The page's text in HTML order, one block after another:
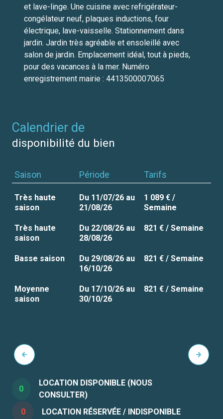
et lave-linge. Une cuisine avec refrigérateur-
congélateur neuf, plaques inductions, four
électrique, lave-vaisselle. Stationnement dans
jardin. Jardin très agréable et ensoleillé avec
salon de jardin. Emplacement idéal, tout à pieds,
pour des vacances à la mer. Numéro
enregistrement mairie : 4413500007065
calendrier de
disponibilité du bien
Saison Période Tarifs
Très haute
saison
Du 11/07/26 au
21/08/26
1 089 € /
Semaine
Très haute
saison
Du 22/08/26 au
28/08/26
821 € / Semaine
Basse saison
Du 29/08/26 au
16/10/26
821 € / Semaine
Moyenne
saison
Du 17/10/26 au
30/10/26
821 € / Semaine
0
LOCATION DISPONIBLE (NOUS
CONSULTER)
0
LOCATION RÉSERVÉE / INDISPONIBLE